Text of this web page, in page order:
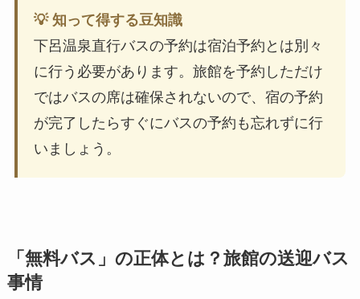
💡 知って得する豆知識
下呂温泉直行バスの予約は宿泊予約とは別々
に行う必要があります。旅館を予約しただけ
ではバスの席は確保されないので、宿の予約
が完了したらすぐにバスの予約も忘れずに行
いましょう。
「無料バス」の正体とは？旅館の送迎バス
事情